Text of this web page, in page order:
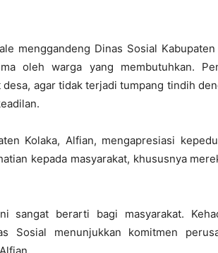
menggandeng Dinas Sosial
oleh warga yang membutuhkan.
agar tidak terjadi tumpang tindih
Kolaka, Alfian, mengapresiasi
kepada masyarakat, khususnya
sangat berarti bagi masyarakat.
Sosial menunjukkan komitmen